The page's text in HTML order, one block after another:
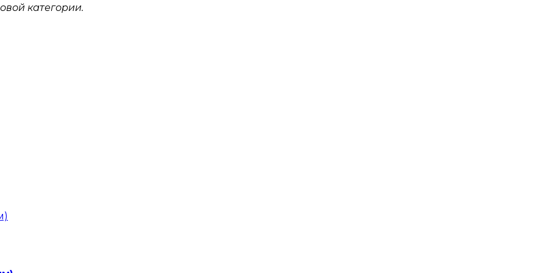
категории.